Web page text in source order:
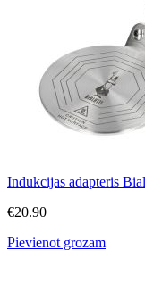
Indukcijas adapteris
€20.90
Pievienot grozam